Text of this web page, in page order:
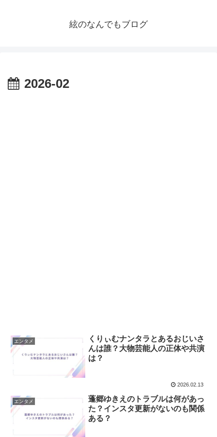
絃のなんでもブログ
2026-02
エンタメ
くりぃむナンタラとあるおじいさ
んは誰？大物芸能人の正体や共演
は？
2026.02.13
エンタメ
蓬郷ゆきえのトラブルは何があっ
た？インスタ更新がないのも関係
ある？